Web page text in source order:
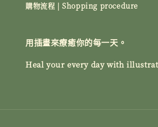
購物流程 | Shopping procedure
用插畫來療癒你的每一天。
Heal your every day with